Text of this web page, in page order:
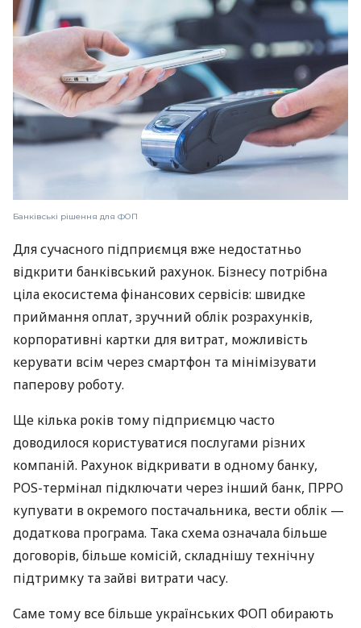
Банківські рішення для ФОП
Для сучасного підприємця вже недостатньо
відкрити банківський рахунок. Бізнесу потрібна
ціла екосистема фінансових сервісів: швидке
приймання оплат, зручний облік розрахунків,
корпоративні картки для витрат, можливість
керувати всім через смартфон та мінімізувати
паперову роботу.
Ще кілька років тому підприємцю часто
доводилося користуватися послугами різних
компаній. Рахунок відкривати в одному банку,
POS-термінал підключати через інший банк, ПРРО
купувати в окремого постачальника, вести облік —
додаткова програма. Така схема означала більше
договорів, більше комісій, складнішу технічну
підтримку та зайві витрати часу.
Саме тому все більше українських ФОП обирають